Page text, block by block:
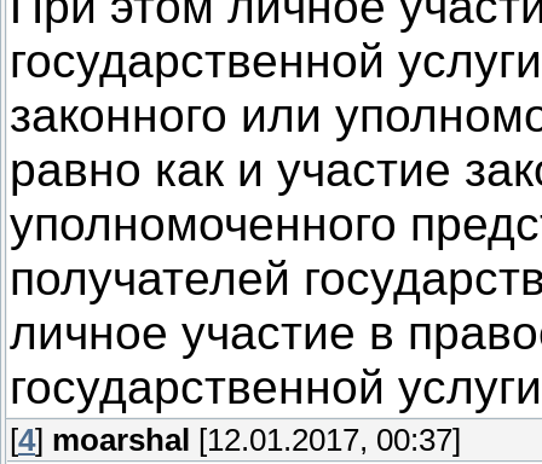
государственной
законного или
равно как и участие
уполномоченного
получателей
личное участие в
государственной
[4] moarshal [12.01.2017, 00:37]